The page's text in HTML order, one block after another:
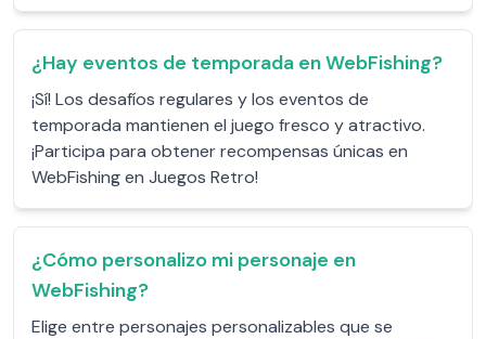
¿Hay eventos de temporada en WebFishing?
¡Sí! Los desafíos regulares y los eventos de
temporada mantienen el juego fresco y atractivo.
¡Participa para obtener recompensas únicas en
WebFishing en Juegos Retro!
¿Cómo personalizo mi personaje en
WebFishing?
Elige entre personajes personalizables que se